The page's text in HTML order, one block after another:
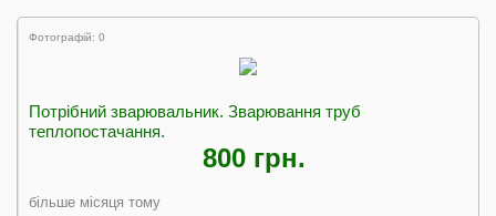
Фотографій: 0
Потрібний зварювальник. Зварювання труб
теплопостачання.
800 грн.
більше місяця тому